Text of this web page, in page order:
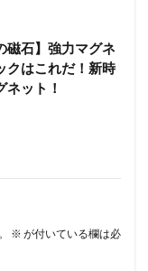
磁石】強力マグネ
クはこれだ！新時
ネット！
※ が付いている欄は必